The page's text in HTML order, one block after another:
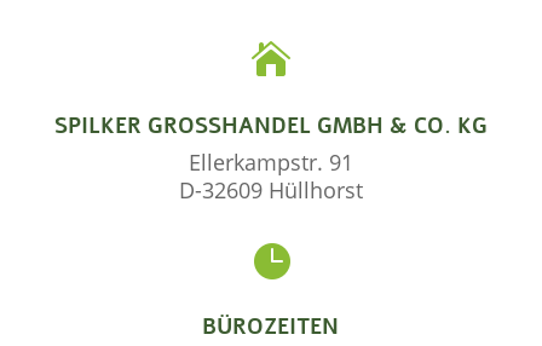

SPILKER GROSSHANDEL GMBH & CO. KG
Ellerkampstr. 91
D-32609 Hüllhorst

BÜROZEITEN